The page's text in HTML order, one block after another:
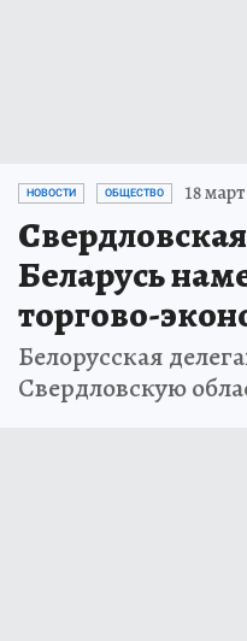
НОВОСТИ ОБЩЕСТВО 18
Беларусь
торгово-
Белорусская
Свердловскую